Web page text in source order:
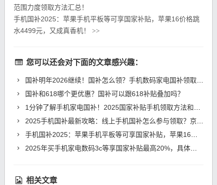
范围力度领取方法汇总！
手机国补2025：苹果手机平板等可享国家补贴，苹果16价格跳
水4499元，又成真香机！ >>
您可以还会对下面的文章感兴趣：
国补明年2026继续！国补怎么领？手机数码家电国补领取方法操作教程一览！
国补和618哪个更优惠？国补可以跟618补贴叠加吗？
1分钟了解手机家电国补！2025国家补贴手机领取方法和操作流程
2025手机国补最新攻略：线上手机国补怎么参与领取？京东国家补贴领取入口和方法步骤！
手机国补2025：苹果手机平板等可享国家补贴，苹果16价格跳水4499元，又成真香机！
2025年买手机家电数码3c等享国家补贴最高20%，具体补贴范围力度领取方法汇总！
相关文章